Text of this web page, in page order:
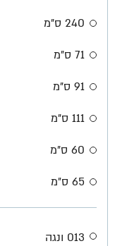
240 ס"מ
71 ס"מ
91 ס"מ
111 ס"מ
60 ס"מ
65 ס״מ
013 ונגה